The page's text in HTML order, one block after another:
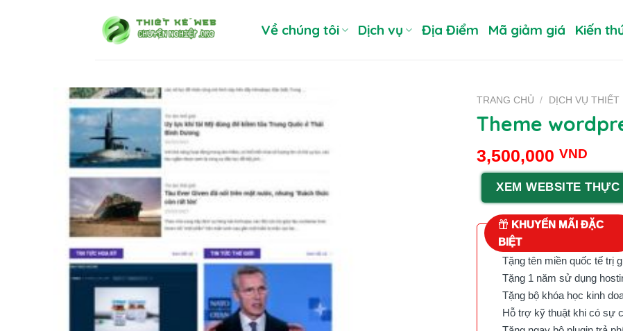
Về chúng tôi Dịch vụ Địa Điểm Mã giảm giá Kiến
TRANG CHỦ / DỊCH VỤ
Theme
3,500,000 VND
XEM WEBSITE THỰC
KHUYẾN MÃI ĐẶC
BIỆT
Tặng tên miền quốc tế trị
Tặng 1 năm sử dụng
Tặng bộ khóa học kinh
Hỗ trợ kỹ thuật khi có sự